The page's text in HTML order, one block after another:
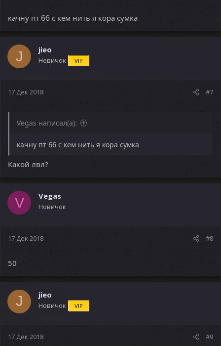
качну пт бб с кем нить я кора сумка
J jieo
Новичок VIP
17 Дек 2018 #7
Vegas написал(а):
качну пт бб с кем нить я кора сумка
Какой лвл?
V Vegas
Новичок
17 Дек 2018 #8
50
J jieo
Новичок VIP
17 Дек 2018 #9